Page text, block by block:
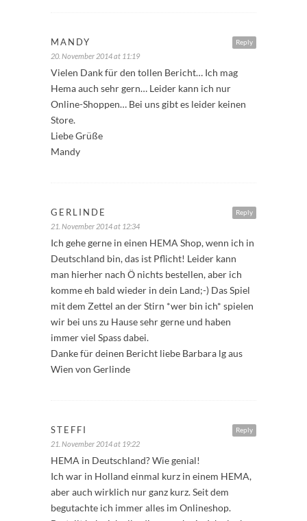
Reply
MANDY
20. November 2014 at 11:19
Vielen Dank für den tollen Bericht… Ich mag
Hema auch sehr gern… Leider kann ich nur
Online-Shoppen… Bei uns gibt es leider keinen
Store.
Liebe Grüße
Mandy
Reply
GERLINDE
21. November 2014 at 12:34
Ich gehe gerne in einen HEMA Shop, wenn ich in
Deutschland bin, das ist Pflicht! Leider kann
man hierher nach Ö nichts bestellen, aber ich
komme eh bald wieder in dein Land;-) Das Spiel
mit dem Zettel an der Stirn *wer bin ich* spielen
wir bei uns zu Hause sehr gerne und haben
immer viel Spass dabei.
Danke für deinen Bericht liebe Barbara lg aus
Wien von Gerlinde
Reply
STEFFI
21. November 2014 at 19:22
HEMA in Deutschland? Wie genial!
Ich war in Holland einmal kurz in einem HEMA,
aber auch wirklich nur ganz kurz. Seit dem
begutachte ich immer alles im Onlineshop.